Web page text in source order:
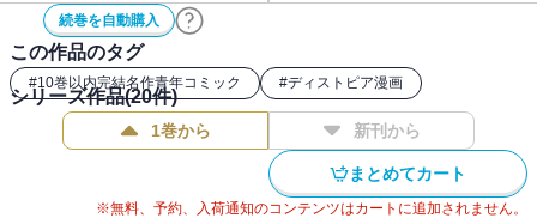
続巻を自動購入
この作品のタグ
#10巻以内完結名作青年コミック #ディストピア漫画
シリーズ作品(20件)
1巻から 新刊から
まとめてカート
※無料、予約、入荷通知のコンテンツはカートに追加されません。